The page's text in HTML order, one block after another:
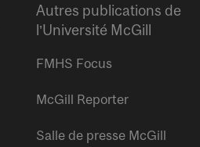
Autres publications de
l’Université McGill
FMHS Focus
McGill Reporter
Salle de presse McGill